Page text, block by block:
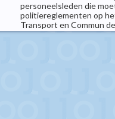
personeelsleden die
politiereglementen op
Transport en Commun